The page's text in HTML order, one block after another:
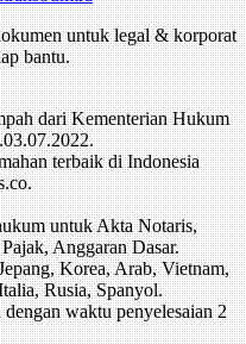
untuk legal & korporat
bantu.
dari Kementerian Hukum
terbaik di Indonesia
untuk Akta Notaris,
Anggaran Dasar.
Korea, Arab, Vietnam,
Rusia, Spanyol.
waktu penyelesaian 2